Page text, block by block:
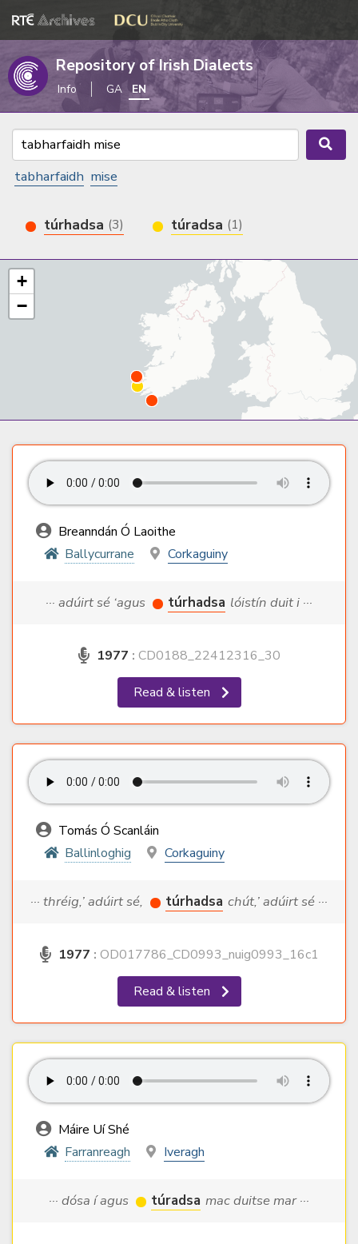
Repository of Irish Dialects
Info GA EN
tabharfaidh mise
túrhadsa (3) túradsa (1)
+
−
Breanndán Ó Laoithe
Ballycurrane
Corkaguiny
··· adúirt sé ‘agus túrhadsa lóistín duit i ···
1977 : CD0188_22412316_30
Read & listen
Tomás Ó Scanláin
Ballinloghig
Corkaguiny
··· thréig,’ adúirt sé, túrhadsa chút,’ adúirt sé ···
1977 : OD017786_CD0993_nuig0993_16c1
Read & listen
Máire Uí Shé
Farranreagh
Iveragh
··· dósa í agus túradsa mac duitse mar ···